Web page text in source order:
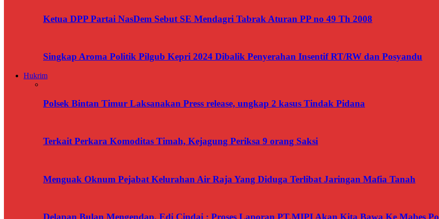
Ketua DPP Partai NasDem Sebut SE Mendagri Tabrak Aturan PP no 49 Th 2008
Singkap Aroma Politik Pilgub Kepri 2024 Dibalik Penyerahan Insentif RT/RW dan Posyandu
Hukrim
Polsek Bintan Timur Laksanakan Press release, ungkap 2 kasus Tindak Pidana
Terkait Perkara Komoditas Timah, Kejagung Periksa 9 orang Saksi
Menguak Oknum Pejabat Kelurahan Air Raja Yang Diduga Terlibat Jaringan Mafia Tanah
Delapan Bulan Mengendap, Edi Cindai : Proses Laporan PT.MIPI Akan Kita Bawa Ke Mabes